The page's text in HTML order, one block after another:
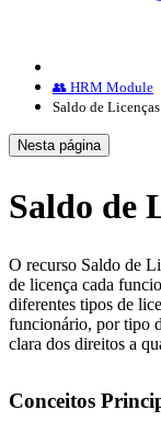
👥 HRM Module
Saldo de Licenças
Nesta página
Saldo de
O recurso Saldo de
de licença cada
diferentes tipos de
funcionário, por tipo
clara dos direitos a
Conceitos